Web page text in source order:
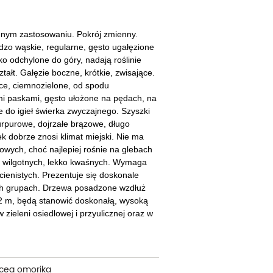
- Clematisy
i tawułki
zastosowaniu. Pokrój zmienny.
wąskie, regularne, gęsto ugałęzione
odchylone do góry, nadają roślinie
Gałęzie boczne, krótkie, zwisające.
ciemnozielone, od spodu
paskami, gęsto ułożone na pędach, na
do igieł świerka zwyczajnego. Szyszki
dojrzałe brązowe, długo
dobrze znosi klimat miejski. Nie ma
choć najlepiej rośnie na glebach
lekko kwaśnych. Wymaga
Prezentuje się doskonale
grupach. Drzewa posadzone wzdłuż
będą stanowić doskonałą, wysoką
zieleni osiedlowej i przyulicznej oraz w
omorika